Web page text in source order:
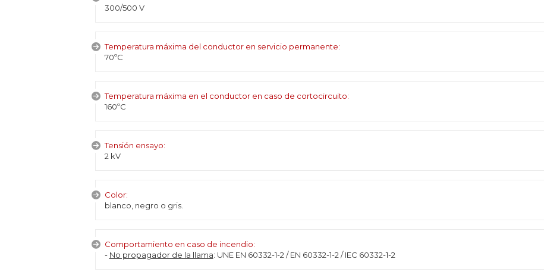
300/500 V
Temperatura máxima del conductor en servicio permanente:
70ºC
Temperatura máxima en el conductor en caso de cortocircuito:
160ºC
Tensión ensayo:
2 kV
Color:
blanco, negro o gris.
Comportamiento en caso de incendio:
- No propagador de la llama: UNE EN 60332-1-2 / EN 60332-1-2 / IEC 60332-1-2